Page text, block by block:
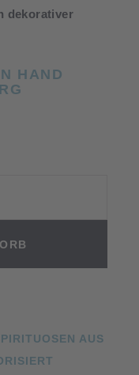
dekorativer
HAND
AUS